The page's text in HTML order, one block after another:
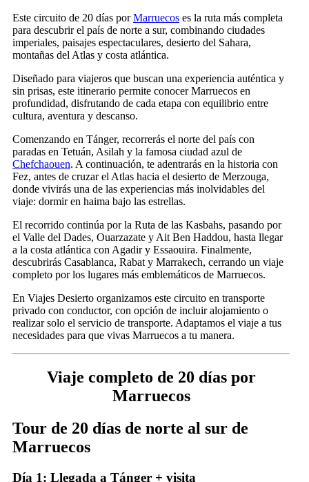
Este circuito de 20 días porMarruecos es la ruta más completa
para descubrir el país de norte a sur, combinando ciudades
imperiales, paisajes espectaculares, desierto del Sahara,
montañas del Atlas y costa atlántica.
Diseñado para viajeros que buscan una experiencia auténtica y
sin prisas, este itinerario permite conocer Marruecos en
profundidad, disfrutando de cada etapa con equilibrio entre
cultura, aventura y descanso.
Comenzando en Tánger, recorrerás el norte del país con
paradas en Tetuán, Asilah y la famosa ciudad azul de
Chefchaouen. A continuación, te adentrarás en la historia con
Fez, antes de cruzar el Atlas hacia el desierto de Merzouga,
donde vivirás una de las experiencias más inolvidables del
viaje: dormir en haima bajo las estrellas.
El recorrido continúa por la Ruta de las Kasbahs, pasando por
el Valle del Dades, Ouarzazate y Ait Ben Haddou, hasta llegar
a la costa atlántica con Agadir y Essaouira. Finalmente,
descubrirás Casablanca, Rabat y Marrakech, cerrando un viaje
completo por los lugares más emblemáticos de Marruecos.
En Viajes Desierto organizamos este circuito en transporte
privado con conductor, con opción de incluir alojamiento o
realizar solo el servicio de transporte. Adaptamos el viaje a tus
necesidades para que vivas Marruecos a tu manera.
Viaje completo de 20 días por
Marruecos
Tour de 20 días de norte al sur de
Marruecos
Día 1: Llegada a Tánger + visita